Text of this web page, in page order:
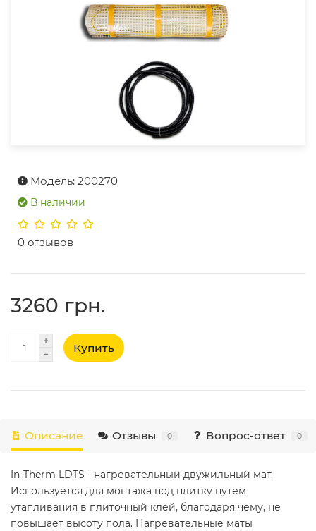
Модель: 200270
В наличии
0 отзывов
3260 грн.
Купить
Описание Отзывы 0 Вопрос-ответ 0
In-Therm LDTS - нагревательный двужильный мат.
Используется для монтажа под плитку путем
утапливания в плиточный клей, благодаря чему, не
повышает высоту пола. Нагревательные маты